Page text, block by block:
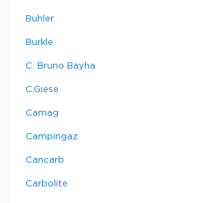
Buhler
Burkle
C. Bruno Bayha
C.Giese
Camag
Campingaz
Cancarb
Carbolite